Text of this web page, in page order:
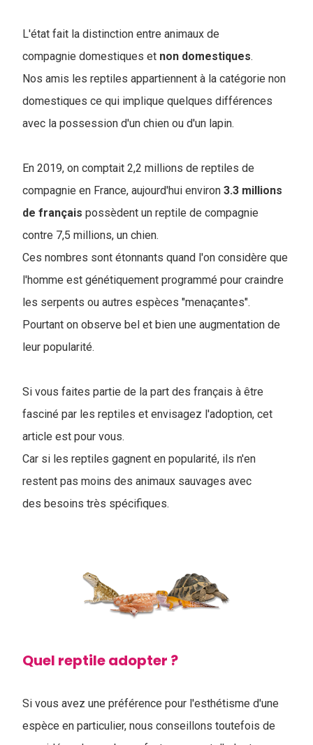
L'état fait la distinction entre animaux de
compagnie domestiques et non domestiques.
Nos amis les reptiles appartiennent à la catégorie non
domestiques ce qui implique quelques différences
avec la possession d'un chien ou d'un lapin.
En 2019, on comptait 2,2 millions de reptiles de
compagnie en France, aujourd'hui environ 3.3 millions
de français possèdent un reptile de compagnie
contre 7,5 millions, un chien.
Ces nombres sont étonnants quand l'on considère que
l'homme est génétiquement programmé pour craindre
les serpents ou autres espèces "menaçantes".
Pourtant on observe bel et bien une augmentation de
leur popularité.
Si vous faites partie de la part des français à être
fasciné par les reptiles et envisagez l'adoption, cet
article est pour vous.
Car si les reptiles gagnent en popularité, ils n'en
restent pas moins des animaux sauvages avec
des besoins très spécifiques.
Quel reptile adopter ?
Si vous avez une préférence pour l'esthétisme d'une
espèce en particulier, nous conseillons toutefois de